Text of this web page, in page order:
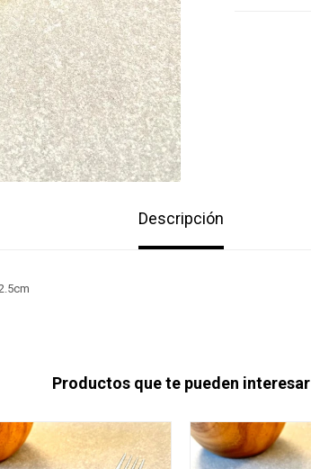
Descripción
Productos que te pueden interesar